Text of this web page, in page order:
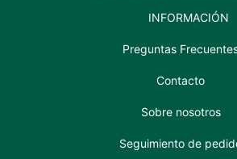
INFORMACIÓN
Preguntas
Contacto
Sobre nosotros
Seguimiento de